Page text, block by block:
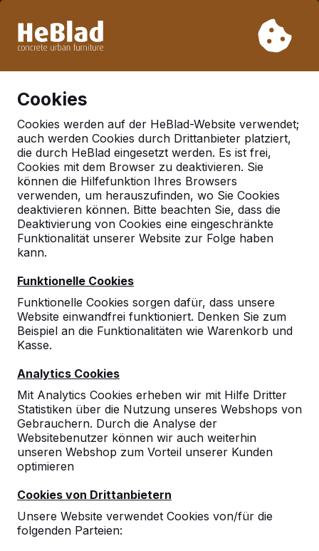
Woche 33 nicht. Bitte berücksichtigen Sie daher längere
Cookies
Cookies werden auf der HeBlad-Website verwendet;
auch werden Cookies durch Drittanbieter platziert,
die durch HeBlad eingesetzt werden. Es ist frei,
Cookies mit dem Browser zu deaktivieren. Sie
können die Hilfefunktion Ihres Browsers
verwenden, um herauszufinden, wo Sie Cookies
deaktivieren können. Bitte beachten Sie, dass die
Deaktivierung von Cookies eine eingeschränkte
Funktionalität unserer Website zur Folge haben
kann.
Funktionelle Cookies
Funktionelle Cookies sorgen dafür, dass unsere
Website einwandfrei funktioniert. Denken Sie zum
Beispiel an die Funktionalitäten wie Warenkorb und
Kasse.
Analytics Cookies
Mit Analytics Cookies erheben wir mit Hilfe Dritter
Statistiken über die Nutzung unseres Webshops von
Gebrauchern. Durch die Analyse der
Websitebenutzer können wir auch weiterhin
unseren Webshop zum Vorteil unserer Kunden
optimieren
Cookies von Drittanbietern
Unsere Website verwendet Cookies von/für die
folgenden Parteien:
Deutschland
Referenties in:Ortenberg
Geen reviews gevonden voor deze
locatie.
Referenzen